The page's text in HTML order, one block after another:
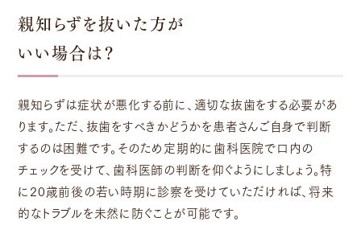
親知らずを抜いた方が
いい場合は？
親知らずは症状が悪化する前に、適切な抜歯をする必要があ
ります。ただ、抜歯をすべきかどうかを患者さんご自身で判断
するのは困難です。そのため定期的に歯科医院で口内の
チェックを受けて、歯科医師の判断を仰ぐようにしましょう。特
に20歳前後の若い時期に診察を受けていただければ、将来
的なトラブルを未然に防ぐことが可能です。